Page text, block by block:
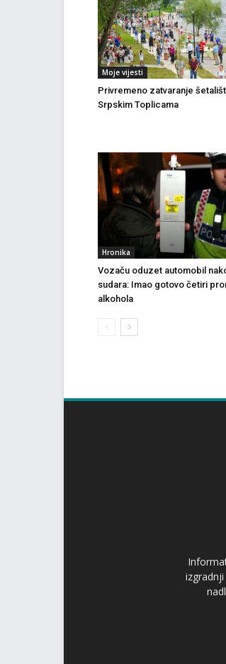
Moje vijesti
Privremeno zatvaranje
Srpskim Toplicama
Hronika
Vozaču oduzet automobil
sudara: Imao gotovo četiri
alkohola